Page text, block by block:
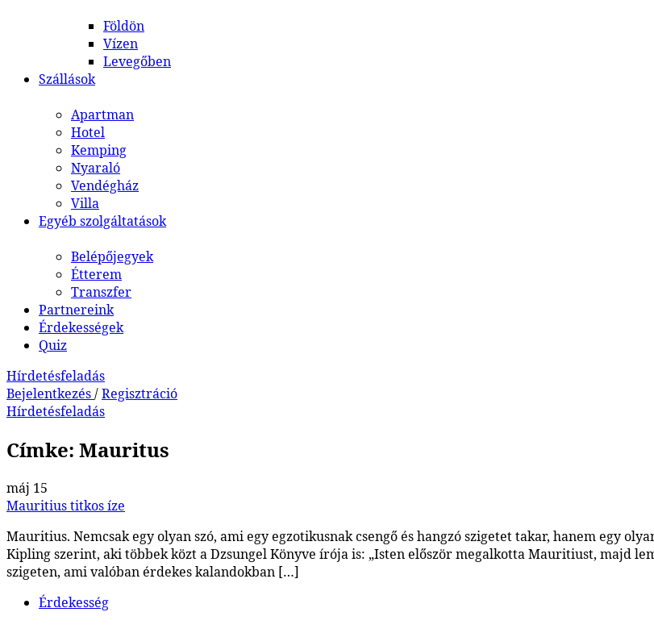
Földön
Vízen
Levegőben
Szállások
Apartman
Hotel
Kemping
Nyaraló
Vendégház
Villa
Egyéb szolgáltatások
Belépőjegyek
Étterem
Transzfer
Partnereink
Érdekességek
Quiz
Hírdetésfeladás
Bejelentkezés/Regisztráció
Hírdetésfeladás
Címke: Mauritus
máj 15
Mauritius titkos íze
Mauritius. Nemcsak egy olyan szó, ami egy egzotikusnak csengő és hangzó szigetet takar, hanem egy
Kipling szerint, aki többek közt a Dzsungel Könyve írója is: „Isten először megalkotta Mauritiust, majd
szigeten, ami valóban érdekes kalandokban […]
Érdekesség